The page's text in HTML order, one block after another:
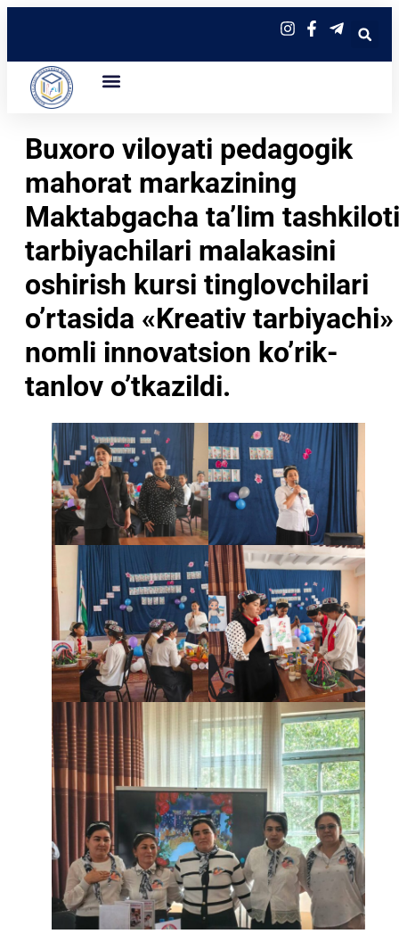
Buxoro viloyati pedagogik
mahorat markazining
Maktabgacha ta’lim tashkiloti
tarbiyachilari malakasini
oshirish kursi tinglovchilari
o’rtasida «Kreativ tarbiyachi»
nomli innovatsion ko’rik-
tanlov o’tkazildi.